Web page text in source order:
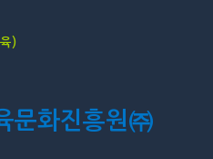
)
문화진흥원㈜